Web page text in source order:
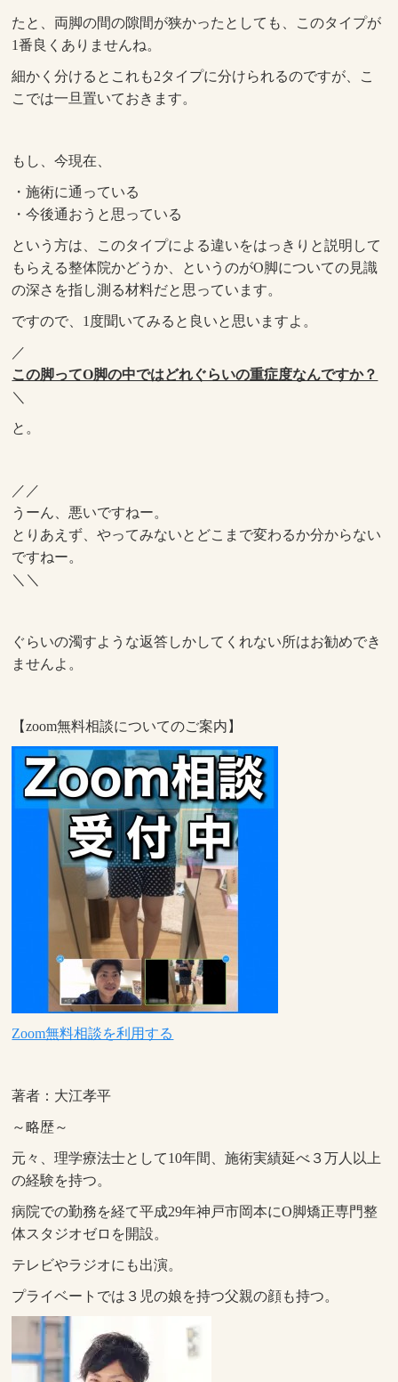
たと、両脚の間の隙間が狭かったとしても、このタイプが
1番良くありませんね。
細かく分けるとこれも2タイプに分けられるのですが、こ
こでは一旦置いておきます。
もし、今現在、
・施術に通っている
・今後通おうと思っている
という方は、このタイプによる違いをはっきりと説明して
もらえる整体院かどうか、というのがO脚についての見識
の深さを指し測る材料だと思っています。
ですので、1度聞いてみると良いと思いますよ。
／
この脚ってO脚の中ではどれぐらいの重症度なんですか？
＼
と。
／／
うーん、悪いですねー。
とりあえず、やってみないとどこまで変わるか分からない
ですねー。
＼＼
ぐらいの濁すような返答しかしてくれない所はお勧めでき
ませんよ。
【zoom無料相談についてのご案内】
Zoom無料相談を利用する
著者：大江孝平
～略歴～
元々、理学療法士として10年間、施術実績延べ３万人以上
の経験を持つ。
病院での勤務を経て平成29年神戸市岡本にO脚矯正専門整
体スタジオゼロを開設。
テレビやラジオにも出演。
プライベートでは３児の娘を持つ父親の顔も持つ。